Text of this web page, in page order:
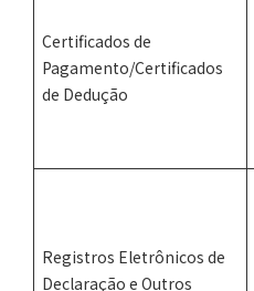
Certificados de
Pagamento/Certificados
de Dedução
Registros Eletrônicos de
Declaração e Outros